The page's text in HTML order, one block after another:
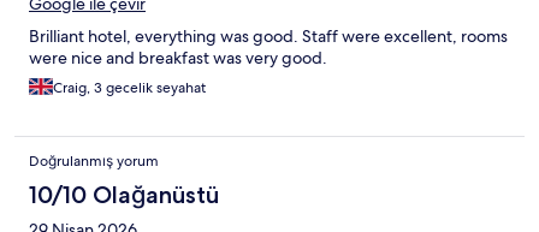
Brilliant hotel, everything was good. Staff were excellent, rooms
were nice and breakfast was very good.
Craig, 3 gecelik seyahat
Doğrulanmış yorum
10/10 Olağanüstü